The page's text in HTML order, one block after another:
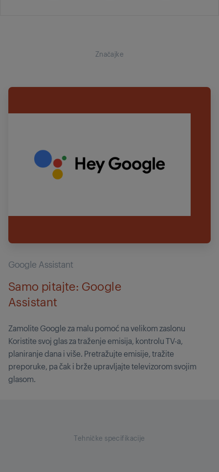
Značajke
Google Assistant
Samo pitajte: Google
Assistant
Zamolite Google za malu pomoć na velikom zaslonu
Koristite svoj glas za traženje emisija, kontrolu TV-a,
planiranje dana i više. Pretražujte emisije, tražite
preporuke, pa čak i brže upravljajte televizorom svojim
glasom.
Tehničke specifikacije